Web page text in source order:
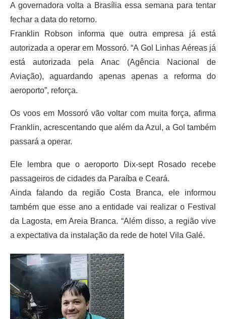
A governadora volta a Brasília essa semana para tentar
fechar a data do retorno.
Franklin Robson informa que outra empresa já está
autorizada a operar em Mossoró. “A Gol Linhas Aéreas já
está autorizada pela Anac (Agência Nacional de
Aviação), aguardando apenas apenas a reforma do
aeroporto”, reforça.
Os voos em Mossoró vão voltar com muita força, afirma
Franklin, acrescentando que além da Azul, a Gol também
passará a operar.
Ele lembra que o aeroporto Dix-sept Rosado recebe
passageiros de cidades da Paraíba e Ceará.
Ainda falando da região Costa Branca, ele informou
também que esse ano a entidade vai realizar o Festival
da Lagosta, em Areia Branca. “Além disso, a região vive
a expectativa da instalação da rede de hotel Vila Galé.